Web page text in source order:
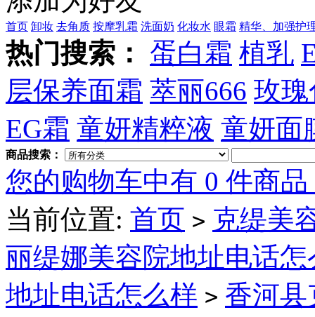
首页 卸妆 去角质 按摩乳霜 洗面奶 化妆水 眼霜 精华、加强护
热门搜索： 蛋白霜 植乳
层保养面霜 萃丽666 玫
EG霜 童妍精粹液 童妍面
商品搜索：
您的购物车中有 0 件商
当前位置: 首页 > 克缇美
丽缇娜美容院地址电话怎
地址电话怎么样 > 香河